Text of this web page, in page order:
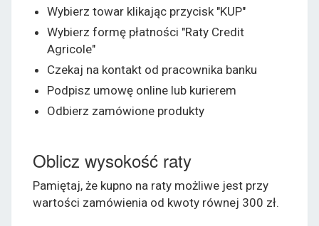
Wybierz towar klikając przycisk "KUP"
Wybierz formę płatności "Raty Credit
Agricole"
Czekaj na kontakt od pracownika banku
Podpisz umowę online lub kurierem
Odbierz zamówione produkty
Oblicz wysokość raty
Pamiętaj, że kupno na raty możliwe jest przy
wartości zamówienia od kwoty równej 300 zł.